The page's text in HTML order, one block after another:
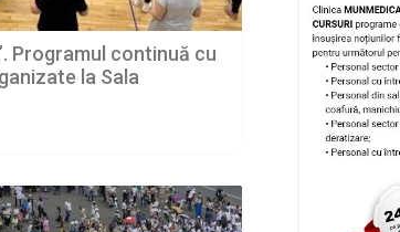
Programul continuă cu
la Sala